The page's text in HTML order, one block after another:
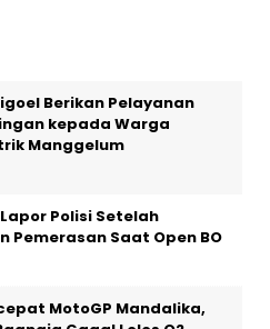
Berikan Pelayanan
kepada Warga
Manggelum
Polisi Setelah
Pemerasan Saat Open BO
MotoGP Mandalika,